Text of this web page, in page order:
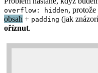
overflow: hidden, protože
obsah + padding (jak
oříznut.